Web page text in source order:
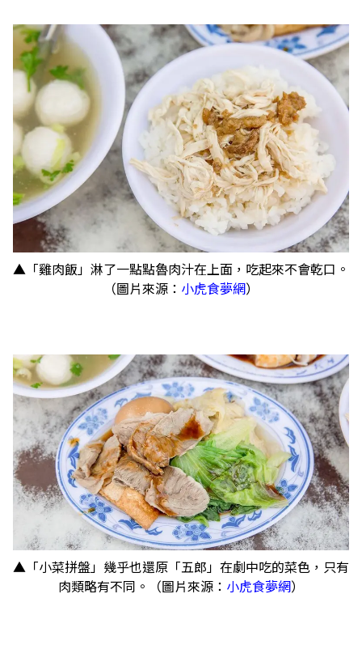
▲「雞肉飯」淋了一點點魯肉汁在上面，吃起來不會乾口。
（圖片來源： 小虎食夢網）
▲「小菜拼盤」幾乎也還原「五郎」在劇中吃的菜色，只有
肉類略有不同。（圖片來源： 小虎食夢網）